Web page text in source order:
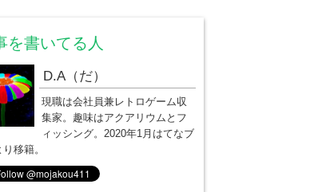
を書いてる人
D.A（だ）
現職は会社員兼レトロゲーム収
集家。趣味はアクアリウムとフ
ィッシング。2020年1月はてなブ
移籍。